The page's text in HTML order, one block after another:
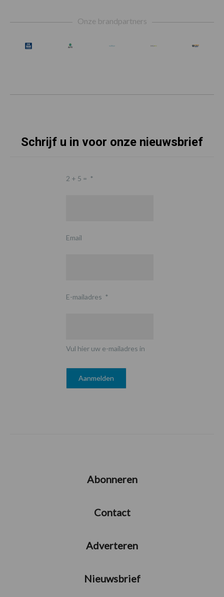
Onze brandpartners
Schrijf u in voor onze nieuwsbrief
2 + 5 = *
Email
E-mailadres *
Vul hier uw e-mailadres in
Abonneren
Contact
Adverteren
Nieuwsbrief